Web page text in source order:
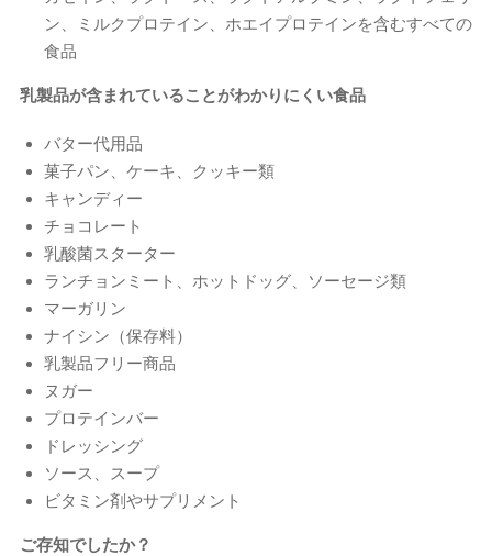
ン、ミルクプロテイン、ホエイプロテインを含むすべての
食品
乳製品が含まれていることがわかりにくい食品
バター代用品
菓子パン、ケーキ、クッキー類
キャンディー
チョコレート
乳酸菌スターター
ランチョンミート、ホットドッグ、ソーセージ類
マーガリン
ナイシン（保存料）
乳製品フリー商品
ヌガー
プロテインバー
ドレッシング
ソース、スープ
ビタミン剤やサプリメント
ご存知でしたか？